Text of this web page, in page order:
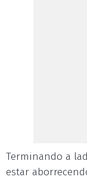
Terminando a
estar